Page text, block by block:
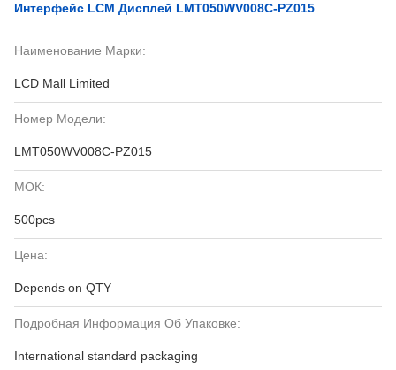
Интерфейс LCM Дисплей LMT050WV008C-PZ015
Наименование Марки:
LCD Mall Limited
Номер Модели:
LMT050WV008C-PZ015
МОК:
500pcs
Цена:
Depends on QTY
Подробная Информация Об Упаковке:
International standard packaging